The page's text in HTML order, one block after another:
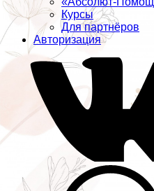
Курсы
Для партнёров
Авторизация